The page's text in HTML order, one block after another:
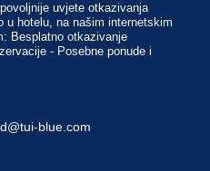
uvjete otkazivanja
u hotelu, na našim internetskim
Besplatno otkazivanje
- Posebne ponude i
blue.com